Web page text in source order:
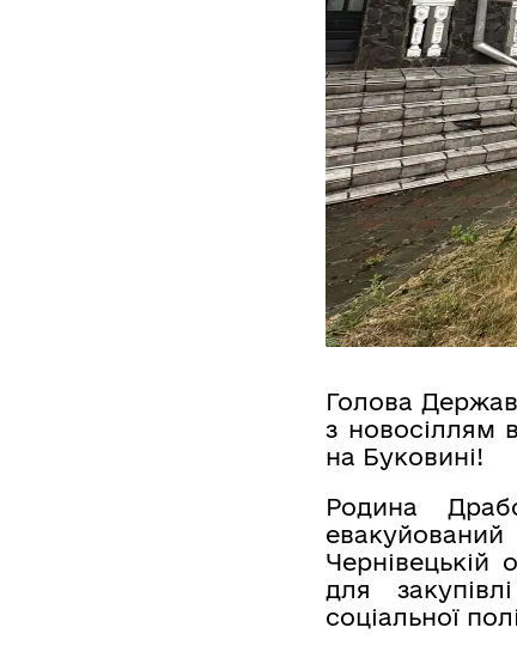
Голова
з новосіллям
на Буковині!
Родина
Чернівецькій
для
соціальної